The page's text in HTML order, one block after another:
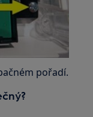
pořadí.